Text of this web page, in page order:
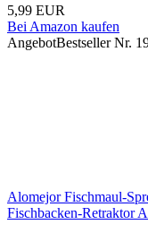
5,99 EUR
Bei Amazon kaufen
AngebotBestseller Nr.
Alomejor Fischmaul-
Fischbacken-Retraktor